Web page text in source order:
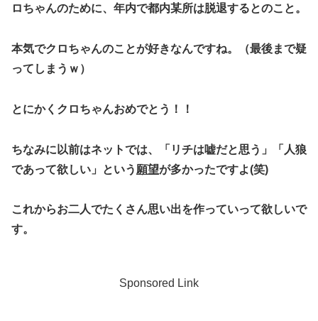
ロちゃんのために、 年内で都内某所は脱退するとのこと。
本気でクロちゃんのことが好きなんですね。（最後まで疑
ってしまうｗ）
とにかくクロちゃんおめでとう！！
ちなみに以前はネットでは、
「リチは嘘だと思う」「人狼
であって欲しい」
という 願望が多かったですよ(笑)
これからお二人でたくさん思い出を作っていって欲しいで
す。
Sponsored Link